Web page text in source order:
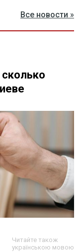
Все новости »
Читайте також
українською мовою